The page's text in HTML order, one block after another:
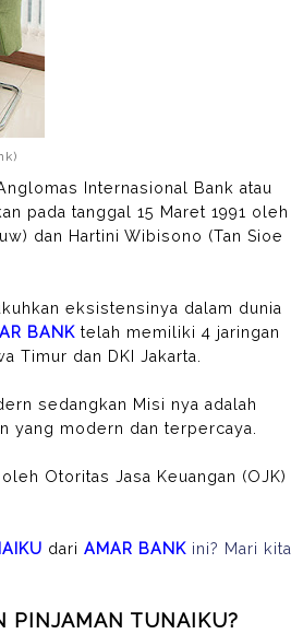
Internasional Bank atau
pada tanggal 15 Maret 1991 oleh
dan Hartini Wibisono (Tan Sioe
eksistensinya dalam dunia
BANK telah memiliki 4 jaringan
Timur dan DKI Jakarta.
sedangkan Misi nya adalah
yang modern dan terpercaya.
Otoritas Jasa Keuangan (OJK)
dari AMAR BANK ini? Mari kita
PINJAMAN TUNAIKU?